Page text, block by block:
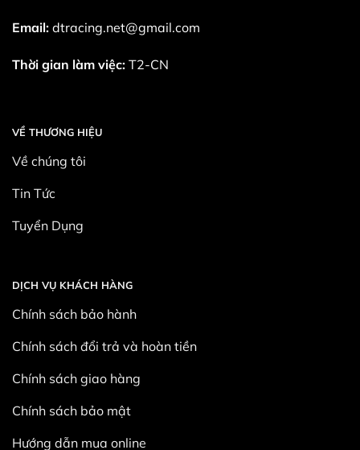
Email: dtracing.net@gmail.com
Thời gian làm việc: T2-CN
VỀ THƯƠNG HIỆU
Về chúng tôi
Tin Tức
Tuyển Dụng
DỊCH VỤ KHÁCH HÀNG
Chính sách bảo hành
Chính sách đổi trả và hoàn tiền
Chính sách giao hàng
Chính sách bảo mật
Hướng dẫn mua online